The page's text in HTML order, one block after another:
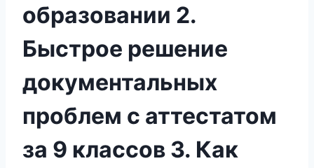
образовании 2.
Быстрое решение
документальных
проблем с аттестатом
за 9 классов 3. Как